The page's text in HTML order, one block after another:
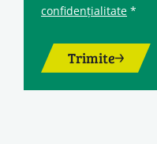
confidențialitate *
Trimite